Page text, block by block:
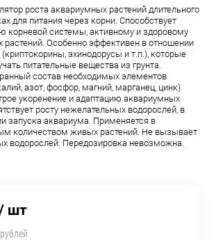
роста аквариумных растений длительного
для питания через корни. Способствует
корневой системы, активному и здоровому
растений. Особенно эффективен в отношении
(криптокорины, эхинодорусы и т.п.), которые
питательные вещества из грунта.
состав необходимых элементов
азот, фосфор, магний, марганец, цинк)
укоренение и адаптацию аквариумных
росту нежелательных водорослей, в
запуска аквариума. Применяется в
количеством живых растений. Не вызывает
водорослей. Передозировка невозможна.
шт